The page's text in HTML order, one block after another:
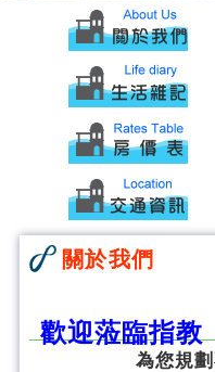
關於我們
歡迎蒞臨指教
為您規